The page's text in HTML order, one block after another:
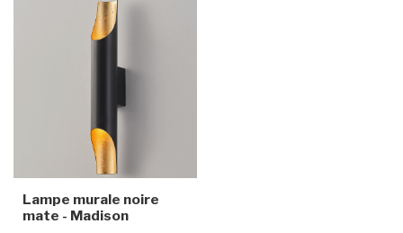
Lampe murale noire
mate - Madison